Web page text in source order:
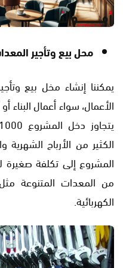
محل بيع وتأجير
يمكننا إنشاء مخل بيع
الأعمال، سواء أعمال البناء
الكثير من الأرباح
المشروع إلى تكلفة
من المعدات المتنوعة
الكهربائية.